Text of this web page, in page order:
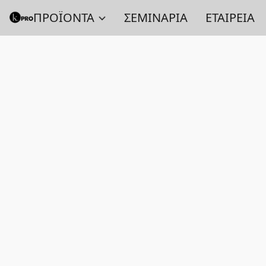
ΠΡΟΪΟΝΤΑ ΣΕΜΙΝΑΡΙΑ ΕΤΑΙΡΕΙΑ